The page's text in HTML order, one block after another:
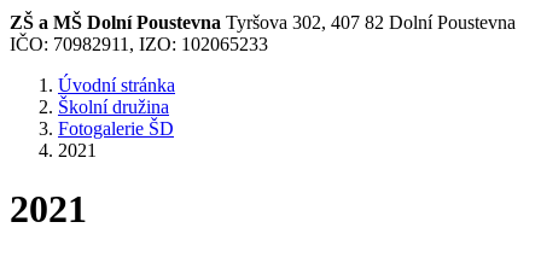
ZŠ a MŠ Dolní Poustevna Tyršova 302, 407 82 Dolní Poustevna
IČO: 70982911, IZO: 102065233
Úvodní stránka
Školní družina
Fotogalerie ŠD
2021
2021